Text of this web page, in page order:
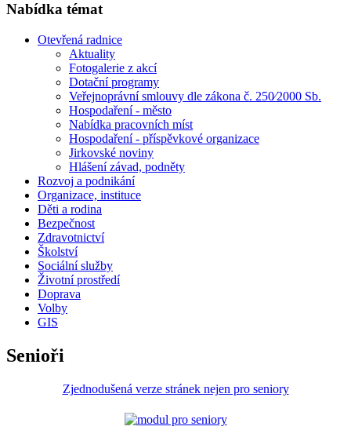
Nabídka témat
Otevřená radnice
Aktuality
Fotogalerie z akcí
Dotační programy
Veřejnoprávní smlouvy dle zákona č. 250⁄2000 Sb.
Hospodaření - město
Nabídka pracovních míst
Hospodaření - příspěvkové organizace
Jirkovské noviny
Hlášení závad, podněty
Rozvoj a podnikání
Organizace, instituce
Děti a rodina
Bezpečnost
Zdravotnictví
Školství
Sociální služby
Životní prostředí
Doprava
Volby
GIS
Senioři
Zjednodušená verze stránek nejen pro seniory